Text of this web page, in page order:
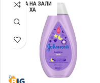
НЕМА НА ЗАЛИ
ХА